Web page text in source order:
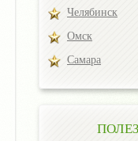
Челябинск
Омск
Самара